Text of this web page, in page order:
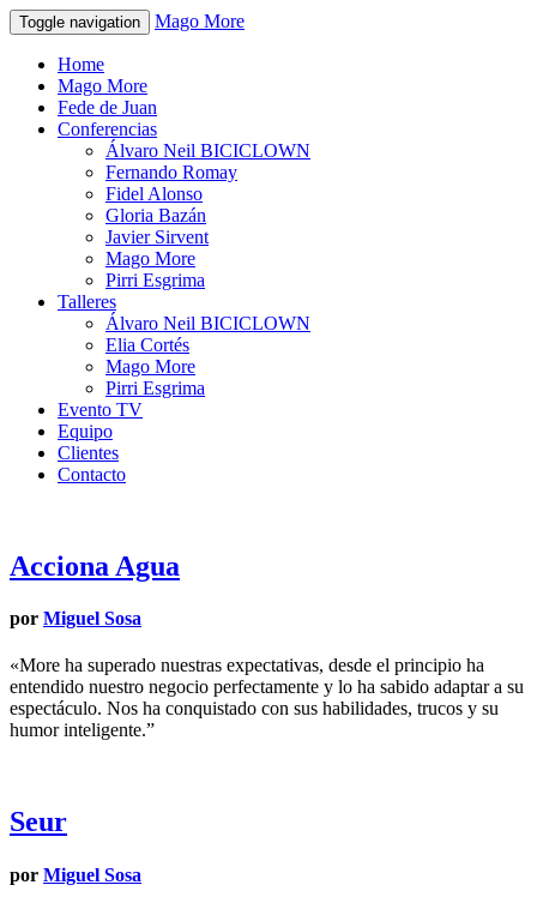
Toggle navigation Mago More
Home
Mago More
Fede de Juan
Conferencias
Álvaro Neil BICICLOWN
Fernando Romay
Fidel Alonso
Gloria Bazán
Javier Sirvent
Mago More
Pirri Esgrima
Talleres
Álvaro Neil BICICLOWN
Elia Cortés
Mago More
Pirri Esgrima
Evento TV
Equipo
Clientes
Contacto
Acciona Agua
por Miguel Sosa
«More ha superado nuestras expectativas, desde el principio ha
entendido nuestro negocio perfectamente y lo ha sabido adaptar a su
espectáculo. Nos ha conquistado con sus habilidades, trucos y su
humor inteligente.”
Seur
por Miguel Sosa